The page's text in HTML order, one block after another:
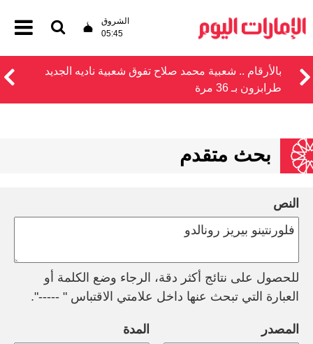
الشروق
05:45
بالأرقام .. شعبية محمد صلاح تفوق شعبية ناديه الجديد
طرابزون بـ 36 مرة
بحث متقدم
النص
للحصول على نتائج أكثر دقة، الرجاء وضع الكلمة أو
العبارة التي تبحث عنها داخل علامتي الاقتباس " -----".
المصدر المدة